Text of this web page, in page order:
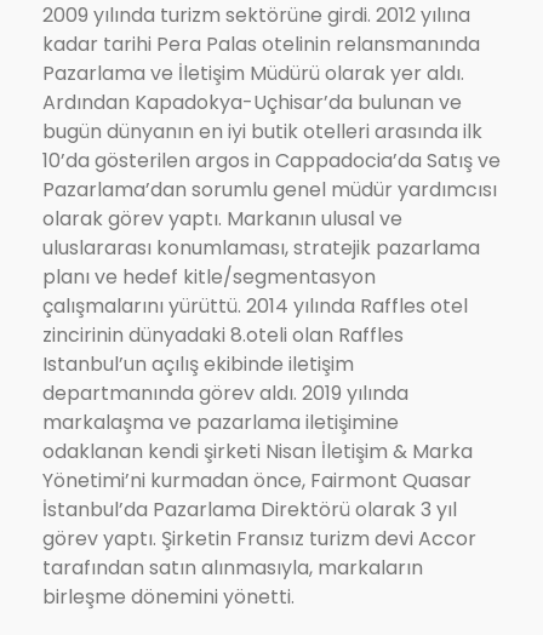
2009 yılında turizm sektörüne girdi. 2012 yılına
kadar tarihi Pera Palas otelinin relansmanında
Pazarlama ve İletişim Müdürü olarak yer aldı.
Ardından Kapadokya-Uçhisar’da bulunan ve
bugün dünyanın en iyi butik otelleri arasında ilk
10’da gösterilen argos in Cappadocia’da Satış ve
Pazarlama’dan sorumlu genel müdür yardımcısı
olarak görev yaptı. Markanın ulusal ve
uluslararası konumlaması, stratejik pazarlama
planı ve hedef kitle/segmentasyon
çalışmalarını yürüttü. 2014 yılında Raffles otel
zincirinin dünyadaki 8.oteli olan Raffles
Istanbul’un açılış ekibinde iletişim
departmanında görev aldı. 2019 yılında
markalaşma ve pazarlama iletişimine
odaklanan kendi şirketi Nisan İletişim & Marka
Yönetimi’ni kurmadan önce, Fairmont Quasar
İstanbul’da Pazarlama Direktörü olarak 3 yıl
görev yaptı. Şirketin Fransız turizm devi Accor
tarafından satın alınmasıyla, markaların
birleşme dönemini yönetti.